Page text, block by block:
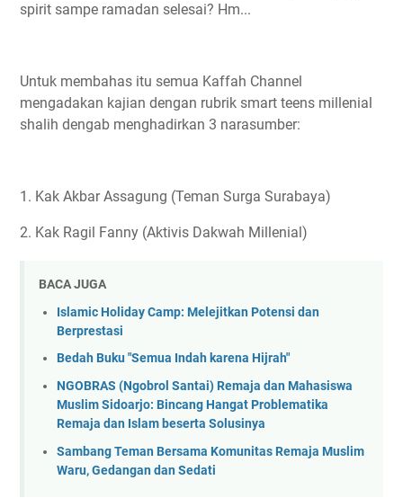
spirit sampe ramadan selesai? Hm...
Untuk membahas itu semua Kaffah Channel
mengadakan kajian dengan rubrik smart teens millenial
shalih dengab menghadirkan 3 narasumber:
1. Kak Akbar Assagung (Teman Surga Surabaya)
2. Kak Ragil Fanny (Aktivis Dakwah Millenial)
BACA JUGA
Islamic Holiday Camp: Melejitkan Potensi dan
Berprestasi
Bedah Buku "Semua Indah karena Hijrah"
NGOBRAS (Ngobrol Santai) Remaja dan Mahasiswa
Muslim Sidoarjo: Bincang Hangat Problematika
Remaja dan Islam beserta Solusinya
Sambang Teman Bersama Komunitas Remaja Muslim
Waru, Gedangan dan Sedati